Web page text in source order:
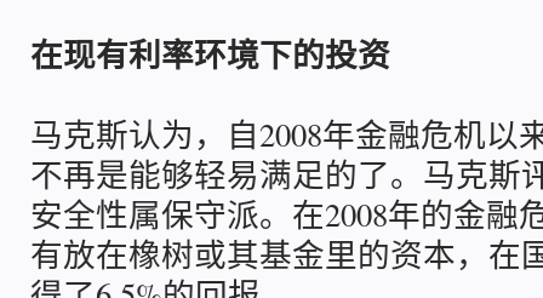
在现有利率环境下的投资
马克斯认为，自2008年金融危机以
不再是能够轻易满足的了。马克斯
安全性属保守派。在2008年的金融
有放在橡树或其基金里的资本，在